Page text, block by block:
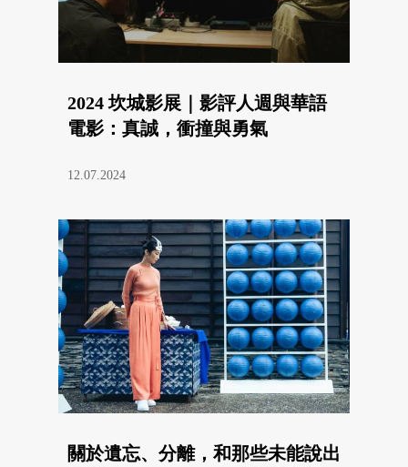
2024 坎城影展｜影評人週與華語
電影：真誠，衝撞與勇氣
12.07.2024
關於遺忘、分離，和那些未能說出